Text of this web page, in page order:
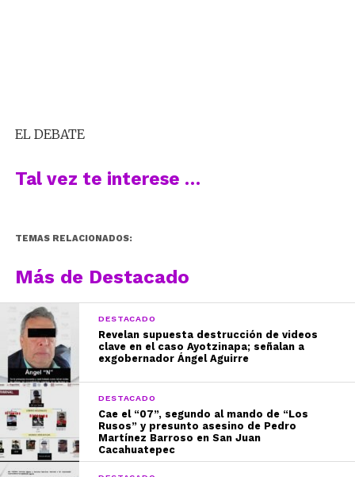
EL DEBATE
Tal vez te interese …
TEMAS RELACIONADOS:
Más de Destacado
DESTACADO
Revelan supuesta destrucción de videos
clave en el caso Ayotzinapa; señalan a
exgobernador Ángel Aguirre
DESTACADO
Cae el “07”, segundo al mando de “Los
Rusos” y presunto asesino de Pedro
Martínez Barroso en San Juan
Cacahuatepec